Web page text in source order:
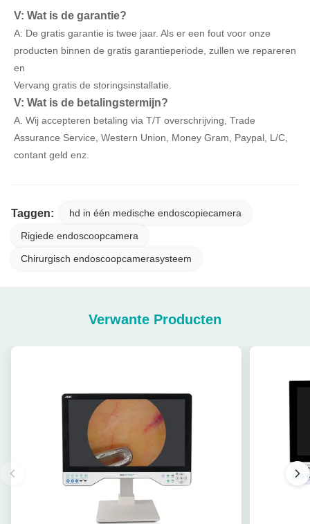
V: Wat is de garantie?
A: De gratis garantie is twee jaar. Als er een fout voor onze
producten binnen de gratis garantieperiode, zullen we repareren
en
Vervang gratis de storingsinstallatie.
V: Wat is de betalingstermijn?
A. Wij accepteren betaling via T/T overschrijving, Trade
Assurance Service, Western Union, Money Gram, Paypal, L/C,
contant geld enz.
Taggen: hd in één medische endoscopiecamera
Rigiede endoscoopcamera
Chirurgisch endoscoopcamerasysteem
Verwante Producten